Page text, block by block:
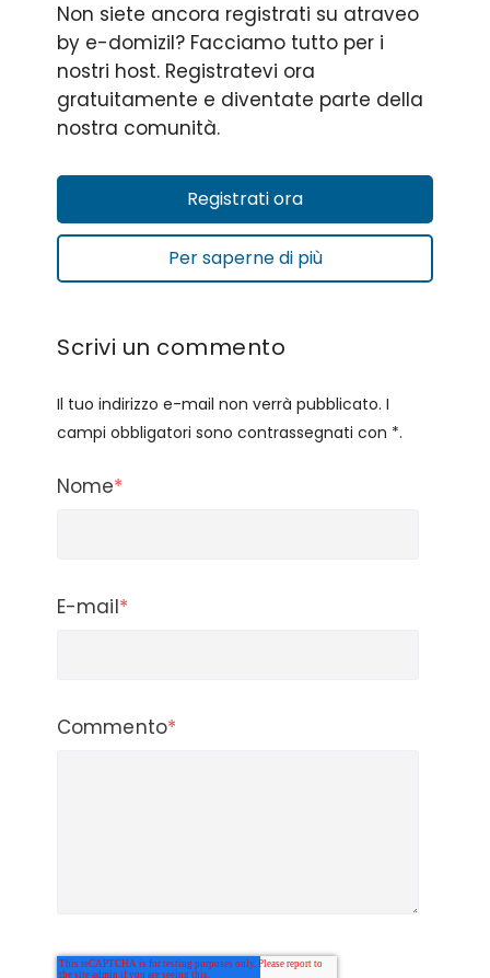
Non siete ancora registrati su atraveo
by e-domizil? Facciamo tutto per i
nostri host. Registratevi ora
gratuitamente e diventate parte della
nostra comunità.
Registrati ora
Per saperne di più
Scrivi un commento
Il tuo indirizzo e-mail non verrà pubblicato. I
campi obbligatori sono contrassegnati con *.
Nome*
E-mail*
Commento*